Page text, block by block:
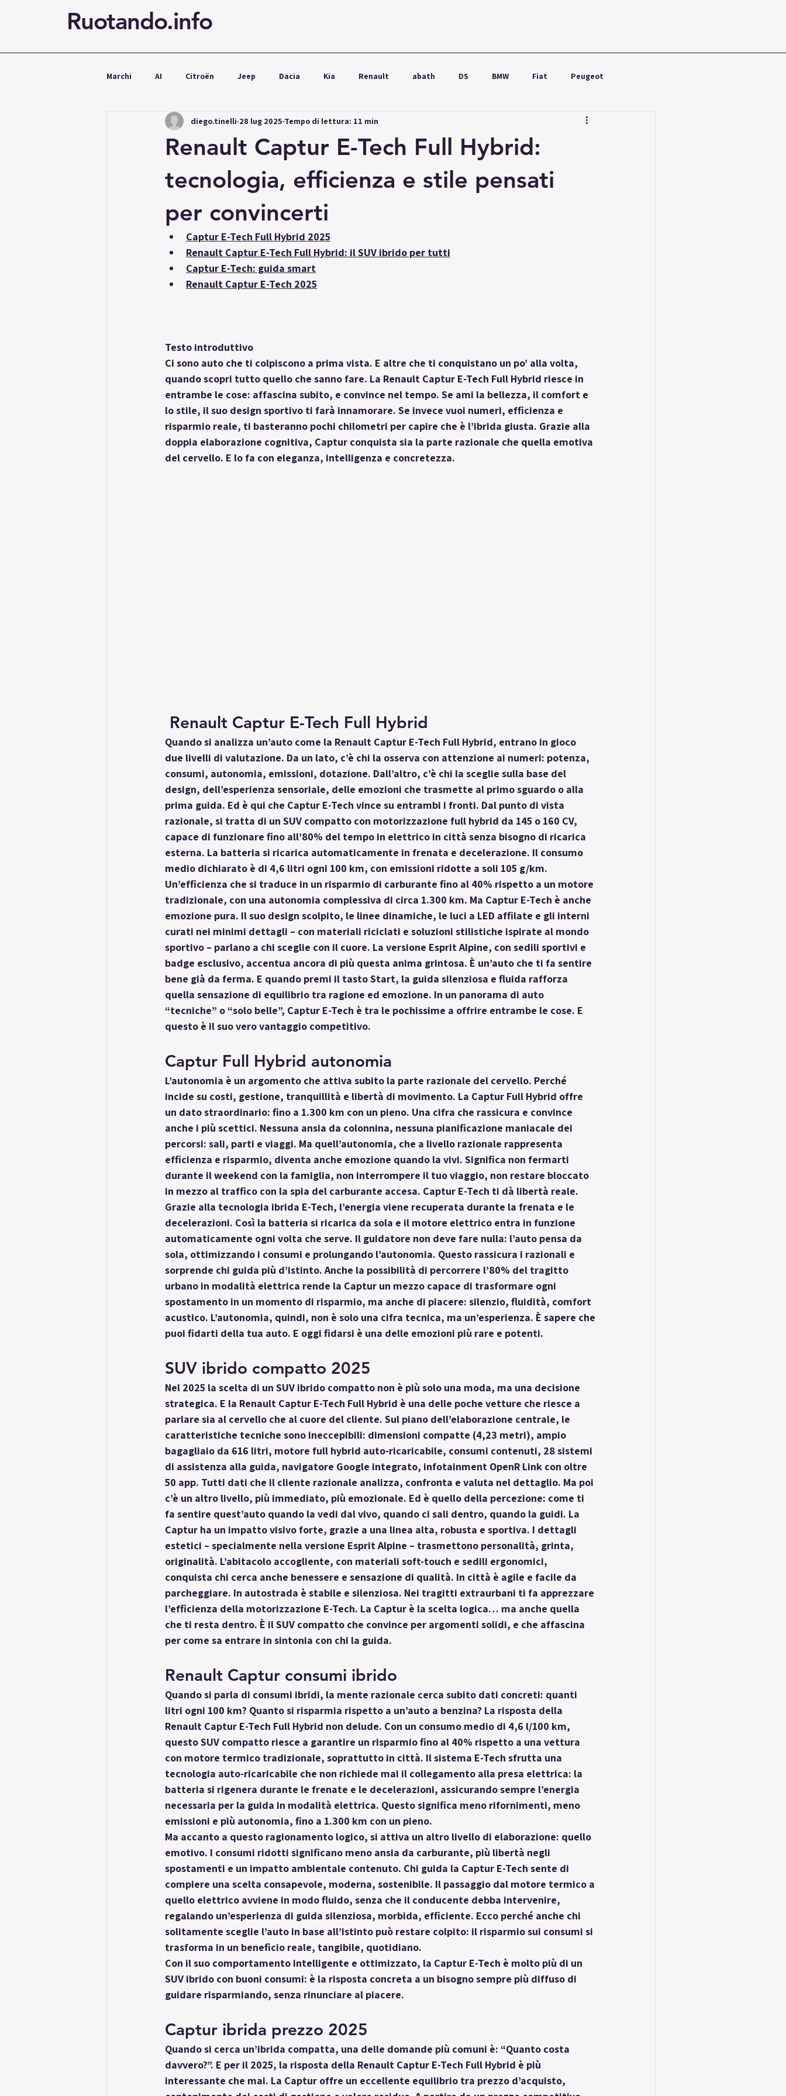
Ruotando.info
Marchi AI Citroën Jeep Dacia Kia Renault abath DS BMW Fiat Peugeot
Mercedes Volkswagen Ford Seat Toyota
Renault Captur E-Tech Full Hybrid:
tecnologia, efficienza e stile pensati
per convincerti
diego.tinelli 28 lug 2025 Tempo di lettura: 11 min
Captur E-Tech Full Hybrid 2025
Renault Captur E-Tech Full Hybrid: il SUV ibrido per tutti
Captur E-Tech: guida smart
Renault Captur E-Tech 2025
Testo introduttivo
Ci sono auto che ti colpiscono a prima vista. E altre che ti conquistano un po’ alla volta,
quando scopri tutto quello che sanno fare. La Renault Captur E-Tech Full Hybrid riesce in
entrambe le cose: affascina subito, e convince nel tempo. Se ami la bellezza, il comfort e
lo stile, il suo design sportivo ti farà innamorare. Se invece vuoi numeri, efficienza e
risparmio reale, ti basteranno pochi chilometri per capire che è l’ibrida giusta. Grazie alla
doppia elaborazione cognitiva, Captur conquista sia la parte razionale che quella emotiva
del cervello. E lo fa con eleganza, intelligenza e concretezza.
Renault Captur E-Tech Full Hybrid
Quando si analizza un’auto come la Renault Captur E-Tech Full Hybrid, entrano in gioco
due livelli di valutazione. Da un lato, c’è chi la osserva con attenzione ai numeri: potenza,
consumi, autonomia, emissioni, dotazione. Dall’altro, c’è chi la sceglie sulla base del
design, dell’esperienza sensoriale, delle emozioni che trasmette al primo sguardo o alla
prima guida. Ed è qui che Captur E-Tech vince su entrambi i fronti. Dal punto di vista
razionale, si tratta di un SUV compatto con motorizzazione full hybrid da 145 o 160 CV,
capace di funzionare fino all’80% del tempo in elettrico in città senza bisogno di ricarica
esterna. La batteria si ricarica automaticamente in frenata e decelerazione. Il consumo
medio dichiarato è di 4,6 litri ogni 100 km, con emissioni ridotte a soli 105 g/km.
Un’efficienza che si traduce in un risparmio di carburante fino al 40% rispetto a un motore
tradizionale, con una autonomia complessiva di circa 1.300 km. Ma Captur E-Tech è anche
emozione pura. Il suo design scolpito, le linee dinamiche, le luci a LED affilate e gli interni
curati nei minimi dettagli – con materiali riciclati e soluzioni stilistiche ispirate al mondo
sportivo – parlano a chi sceglie con il cuore. La versione Esprit Alpine, con sedili sportivi e
badge esclusivo, accentua ancora di più questa anima grintosa. È un’auto che ti fa sentire
bene già da ferma. E quando premi il tasto Start, la guida silenziosa e fluida rafforza
quella sensazione di equilibrio tra ragione ed emozione. In un panorama di auto
“tecniche” o “solo belle”, Captur E-Tech è tra le pochissime a offrire entrambe le cose. E
questo è il suo vero vantaggio competitivo.
Captur Full Hybrid autonomia
L’autonomia è un argomento che attiva subito la parte razionale del cervello. Perché
incide su costi, gestione, tranquillità e libertà di movimento. La Captur Full Hybrid offre
un dato straordinario: fino a 1.300 km con un pieno. Una cifra che rassicura e convince
anche i più scettici. Nessuna ansia da colonnina, nessuna pianificazione maniacale dei
percorsi: sali, parti e viaggi. Ma quell’autonomia, che a livello razionale rappresenta
efficienza e risparmio, diventa anche emozione quando la vivi. Significa non fermarti
durante il weekend con la famiglia, non interrompere il tuo viaggio, non restare bloccato
in mezzo al traffico con la spia del carburante accesa. Captur E-Tech ti dà libertà reale.
Grazie alla tecnologia ibrida E-Tech, l’energia viene recuperata durante la frenata e le
decelerazioni. Così la batteria si ricarica da sola e il motore elettrico entra in funzione
automaticamente ogni volta che serve. Il guidatore non deve fare nulla: l’auto pensa da
sola, ottimizzando i consumi e prolungando l’autonomia. Questo rassicura i razionali e
sorprende chi guida più d’istinto. Anche la possibilità di percorrere l’80% del tragitto
urbano in modalità elettrica rende la Captur un mezzo capace di trasformare ogni
spostamento in un momento di risparmio, ma anche di piacere: silenzio, fluidità, comfort
acustico. L’autonomia, quindi, non è solo una cifra tecnica, ma un’esperienza. È sapere che
puoi fidarti della tua auto. E oggi fidarsi è una delle emozioni più rare e potenti.
SUV ibrido compatto 2025
Nel 2025 la scelta di un SUV ibrido compatto non è più solo una moda, ma una decisione
strategica. E la Renault Captur E-Tech Full Hybrid è una delle poche vetture che riesce a
parlare sia al cervello che al cuore del cliente. Sul piano dell’elaborazione centrale, le
caratteristiche tecniche sono ineccepibili: dimensioni compatte (4,23 metri), ampio
bagagliaio da 616 litri, motore full hybrid auto-ricaricabile, consumi contenuti, 28 sistemi
di assistenza alla guida, navigatore Google integrato, infotainment OpenR Link con oltre
50 app. Tutti dati che il cliente razionale analizza, confronta e valuta nel dettaglio. Ma poi
c’è un altro livello, più immediato, più emozionale. Ed è quello della percezione: come ti
fa sentire quest’auto quando la vedi dal vivo, quando ci sali dentro, quando la guidi. La
Captur ha un impatto visivo forte, grazie a una linea alta, robusta e sportiva. I dettagli
estetici – specialmente nella versione Esprit Alpine – trasmettono personalità, grinta,
originalità. L’abitacolo accogliente, con materiali soft-touch e sedili ergonomici,
conquista chi cerca anche benessere e sensazione di qualità. In città è agile e facile da
parcheggiare. In autostrada è stabile e silenziosa. Nei tragitti extraurbani ti fa apprezzare
l’efficienza della motorizzazione E-Tech. La Captur è la scelta logica… ma anche quella
che ti resta dentro. È il SUV compatto che convince per argomenti solidi, e che affascina
per come sa entrare in sintonia con chi la guida.
Renault Captur consumi ibrido
Quando si parla di consumi ibridi, la mente razionale cerca subito dati concreti: quanti
litri ogni 100 km? Quanto si risparmia rispetto a un’auto a benzina? La risposta della
Renault Captur E-Tech Full Hybrid non delude. Con un consumo medio di 4,6 l/100 km,
questo SUV compatto riesce a garantire un risparmio fino al 40% rispetto a una vettura
con motore termico tradizionale, soprattutto in città. Il sistema E-Tech sfrutta una
tecnologia auto-ricaricabile che non richiede mai il collegamento alla presa elettrica: la
batteria si rigenera durante le frenate e le decelerazioni, assicurando sempre l’energia
necessaria per la guida in modalità elettrica. Questo significa meno rifornimenti, meno
emissioni e più autonomia, fino a 1.300 km con un pieno.
Ma accanto a questo ragionamento logico, si attiva un altro livello di elaborazione: quello
emotivo. I consumi ridotti significano meno ansia da carburante, più libertà negli
spostamenti e un impatto ambientale contenuto. Chi guida la Captur E-Tech sente di
compiere una scelta consapevole, moderna, sostenibile. Il passaggio dal motore termico a
quello elettrico avviene in modo fluido, senza che il conducente debba intervenire,
regalando un’esperienza di guida silenziosa, morbida, efficiente. Ecco perché anche chi
solitamente sceglie l’auto in base all’istinto può restare colpito: il risparmio sui consumi si
trasforma in un beneficio reale, tangibile, quotidiano.
Con il suo comportamento intelligente e ottimizzato, la Captur E-Tech è molto più di un
SUV ibrido con buoni consumi: è la risposta concreta a un bisogno sempre più diffuso di
guidare risparmiando, senza rinunciare al piacere.
Captur ibrida prezzo 2025
Quando si cerca un’ibrida compatta, una delle domande più comuni è: “Quanto costa
davvero?”. E per il 2025, la risposta della Renault Captur E-Tech Full Hybrid è più
interessante che mai. La Captur offre un eccellente equilibrio tra prezzo d’acquisto,